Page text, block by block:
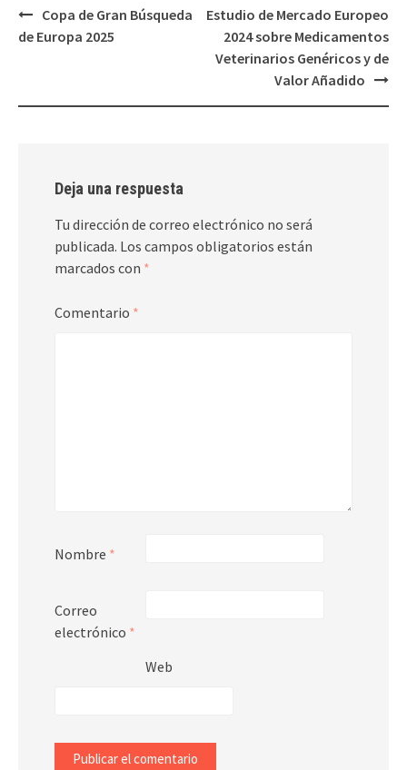
Navegación
de
Copa de Gran Búsqueda
de Europa 2025
Estudio de Mercado Europeo
2024 sobre Medicamentos
Veterinarios Genéricos y de
Valor Añadido
Deja una respuesta
Tu dirección de correo electrónico no será
publicada. Los campos obligatorios están
marcados con *
Comentario *
Nombre *
Correo
electrónico *
Web